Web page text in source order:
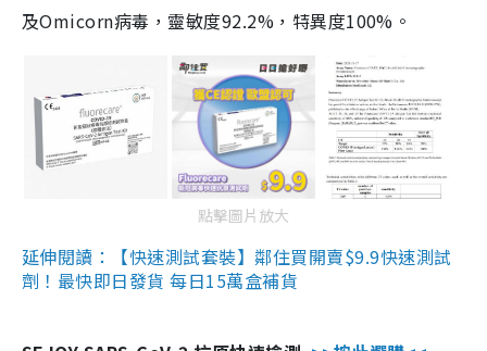
及Omicorn病毒，靈敏度92.2%，特異度100%。
點擊圖片放大
延伸閱讀：【快速測試套裝】鄰住買開賣$9.9快速測試
劑！最快即日發貨 每日15萬盒補貨